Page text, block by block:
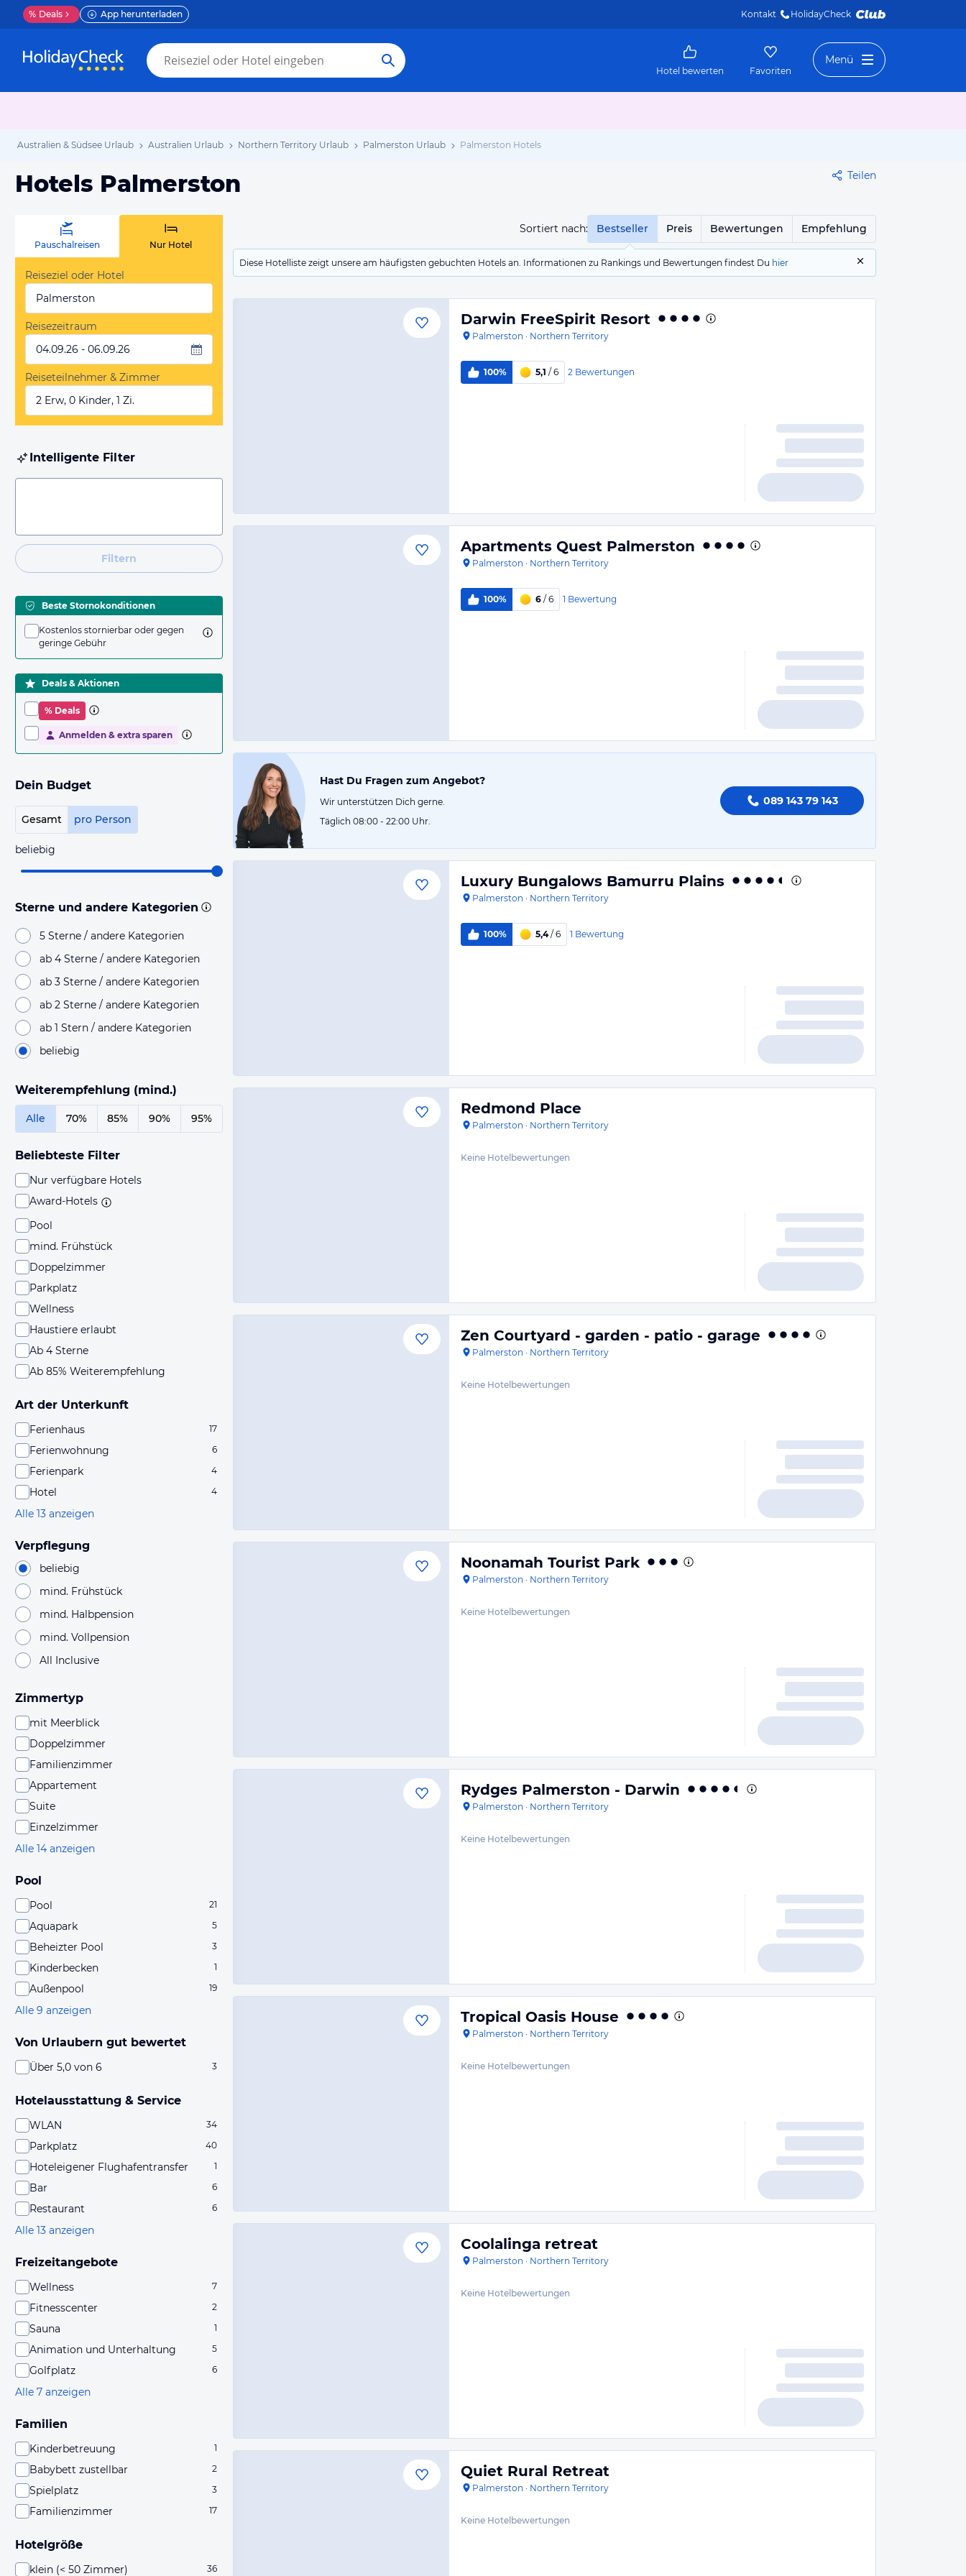
% Deals App herunterladen Kontakt HolidayCheck
Hotel bewerten Favoriten
Menü
Australien & Südsee Urlaub Australien Urlaub Northern Territory Urlaub Palmerston Urlaub Palmerston Hotels
Hotels Palmerston Teilen
Sortiert nach: Bestseller Preis Bewertungen Empfehlung
Diese Hotelliste zeigt unsere am häufigsten gebuchten Hotels an. Informationen zu Rankings und Bewertungen findest Du hier
Pauschalreisen Nur Hotel
Reiseziel oder Hotel
Palmerston
Reisezeitraum
04.09.26 - 06.09.26
Reiseteilnehmer & Zimmer
2 Erw, 0 Kinder, 1 Zi.
Intelligente Filter
Filtern
Beste Stornokonditionen
Kostenlos stornierbar oder gegen
geringe Gebühr
Deals & Aktionen
% Deals
Anmelden & extra sparen
Dein Budget
Gesamt pro Person
beliebig
Sterne und andere Kategorien
5 Sterne / andere Kategorien
ab 4 Sterne / andere Kategorien
ab 3 Sterne / andere Kategorien
ab 2 Sterne / andere Kategorien
ab 1 Stern / andere Kategorien
beliebig
Weiterempfehlung (mind.)
Alle 70% 85% 90% 95%
Beliebteste Filter
Nur verfügbare Hotels
Award-Hotels
Pool
mind. Frühstück
Doppelzimmer
Parkplatz
Wellness
Haustiere erlaubt
Ab 4 Sterne
Ab 85% Weiterempfehlung
Art der Unterkunft
Ferienhaus 17
Ferienwohnung 6
Ferienpark 4
Hotel 4
Alle 13 anzeigen
Verpflegung
beliebig
mind. Frühstück
mind. Halbpension
mind. Vollpension
All Inclusive
Zimmertyp
mit Meerblick
Doppelzimmer
Familienzimmer
Appartement
Suite
Einzelzimmer
Alle 14 anzeigen
Pool
Pool 21
Aquapark 5
Beheizter Pool 3
Kinderbecken 1
Außenpool 19
Alle 9 anzeigen
Von Urlaubern gut bewertet
Über 5,0 von 6 3
Hotelausstattung & Service
WLAN 34
Parkplatz 40
Hoteleigener Flughafentransfer 1
Bar 6
Restaurant 6
Alle 13 anzeigen
Freizeitangebote
Wellness 7
Fitnesscenter 2
Sauna 1
Animation und Unterhaltung 5
Golfplatz 6
Alle 7 anzeigen
Familien
Kinderbetreuung 1
Babybett zustellbar 2
Spielplatz 3
Familienzimmer 17
Hotelgröße
klein (< 50 Zimmer) 36
Darwin FreeSpirit Resort
Palmerston · Northern Territory
100% 5,1 / 6 2 Bewertungen
Apartments Quest Palmerston
Palmerston · Northern Territory
100% 6 / 6 1 Bewertung
Hast Du Fragen zum Angebot?
Wir unterstützen Dich gerne.
Täglich 08:00 - 22:00 Uhr.
089 143 79 143
Luxury Bungalows Bamurru Plains
Palmerston · Northern Territory
100% 5,4/ 6 1 Bewertung
Redmond Place
Palmerston · Northern Territory
Keine Hotelbewertungen
Zen Courtyard - garden - patio - garage
Palmerston · Northern Territory
Keine Hotelbewertungen
Noonamah Tourist Park
Palmerston · Northern Territory
Keine Hotelbewertungen
Rydges Palmerston - Darwin
Palmerston · Northern Territory
Keine Hotelbewertungen
Tropical Oasis House
Palmerston · Northern Territory
Keine Hotelbewertungen
Coolalinga retreat
Palmerston · Northern Territory
Keine Hotelbewertungen
Quiet Rural Retreat
Palmerston · Northern Territory
Keine Hotelbewertungen